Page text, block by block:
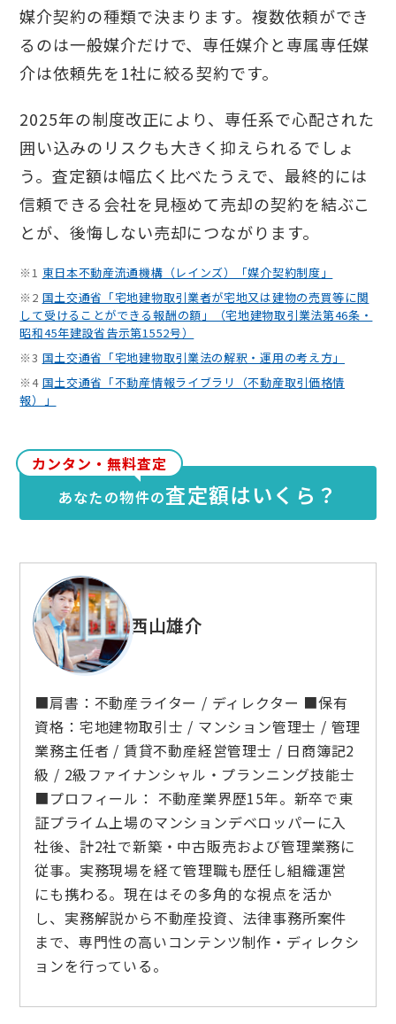
媒介契約の種類で決まります。複数依頼ができ
るのは一般媒介だけで、専任媒介と専属専任媒
介は依頼先を1社に絞る契約です。
2025年の制度改正により、専任系で心配された
囲い込みのリスクも大きく抑えられるでしょ
う。査定額は幅広く比べたうえで、最終的には
信頼できる会社を見極めて売却の契約を結ぶこ
とが、後悔しない売却につながります。
※1 東日本不動産流通機構（レインズ）「媒介契約制度」
※2 国土交通省「宅地建物取引業者が宅地又は建物の売買等に関
して受けることができる報酬の額」（宅地建物取引業法第46条・
昭和45年建設省告示第1552号）
※3 国土交通省「宅地建物取引業法の解釈・運用の考え方」
※4 国土交通省「不動産情報ライブラリ（不動産取引価格情
報）」
カンタン・無料査定
あなたの物件の査定額はいくら？
西山雄介
■肩書：不動産ライター / ディレクター ■保有
資格：宅地建物取引士 / マンション管理士 / 管理
業務主任者 / 賃貸不動産経営管理士 / 日商簿記2
級 / 2級ファイナンシャル・プランニング技能士
■プロフィール： 不動産業界歴15年。新卒で東
証プライム上場のマンションデベロッパーに入
社後、計2社で新築・中古販売および管理業務に
従事。実務現場を経て管理職も歴任し組織運営
にも携わる。現在はその多角的な視点を活か
し、実務解説から不動産投資、法律事務所案件
まで、専門性の高いコンテンツ制作・ディレクシ
ョンを行っている。